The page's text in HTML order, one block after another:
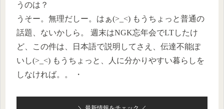
うのは？
うそー。無理だしー。はぁ(>_<) もうちょっと普通の
話題、ないかしら。 週末はNGK忘年会でLTしたけ
ど、この件は、日本語で説明してさえ、伝達不能ぽ
いし(>_<) もうちょっと、人に分かりやすい暮らしを
しなければ。。 ・